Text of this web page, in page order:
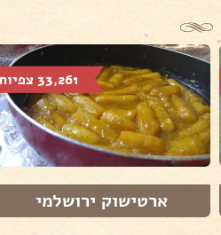
33,261 צפיות
ארטישוק ירושלמי